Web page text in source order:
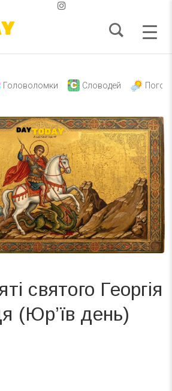
Головоломки Словодей
святого Георгія
(Юр’їв день)